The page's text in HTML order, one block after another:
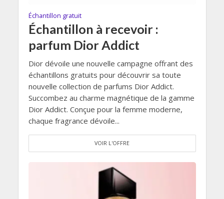
Échantillon gratuit
Échantillon à recevoir :
parfum Dior Addict
Dior dévoile une nouvelle campagne offrant des
échantillons gratuits pour découvrir sa toute
nouvelle collection de parfums Dior Addict.
Succombez au charme magnétique de la gamme
Dior Addict. Conçue pour la femme moderne,
chaque fragrance dévoile...
VOIR L'OFFRE